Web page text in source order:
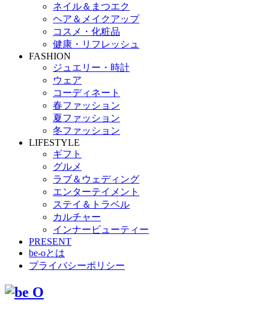
ネイル＆まつエク
ヘア＆メイクアップ
コスメ・化粧品
健康・リフレッシュ
FASHION
ジュエリー・時計
ウェア
コーディネート
春ファッション
夏ファッション
冬ファッション
LIFESTYLE
ギフト
グルメ
ラブ＆ウェディング
エンターテイメント
ステイ＆トラベル
カルチャー
インナービューティー
PRESENT
be-oとは
プライバシーポリシー